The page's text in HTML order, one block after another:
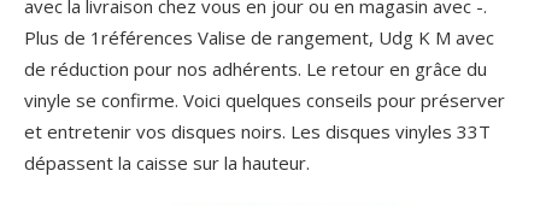
avec la livraison chez vous en jour ou en magasin avec -.
Plus de 1références Valise de rangement, Udg K M avec
de réduction pour nos adhérents. Le retour en grâce du
vinyle se confirme. Voici quelques conseils pour préserver
et entretenir vos disques noirs. Les disques vinyles 33T
dépassent la caisse sur la hauteur.